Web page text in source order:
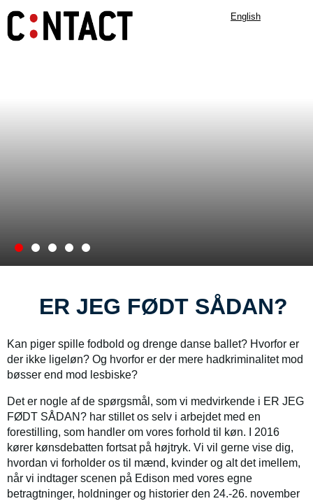
English
ER JEG FØDT SÅDAN?
Kan piger spille fodbold og drenge danse ballet? Hvorfor er
der ikke ligeløn? Og hvorfor er der mere hadkriminalitet mod
bøsser end mod lesbiske?
Det er nogle af de spørgsmål, som vi medvirkende i ER JEG
FØDT SÅDAN? har stillet os selv i arbejdet med en
forestilling, som handler om vores forhold til køn. I 2016
kører kønsdebatten fortsat på højtryk. Vi vil gerne vise dig,
hvordan vi forholder os til mænd, kvinder og alt det imellem,
når vi indtager scenen på Edison med vores egne
betragtninger, holdninger og historier den 24.-26. november